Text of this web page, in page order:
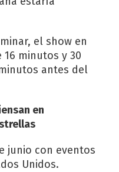
el show en
16 minutos y 30
antes del
en
junio con eventos
Unidos.